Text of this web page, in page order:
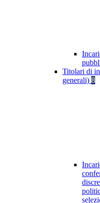
Titolari di
generali) 8